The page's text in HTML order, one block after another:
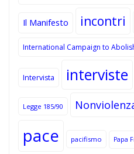
Il Manifesto incontri
International Campaign to
Intervista interviste
Legge 185/90
pace pacifismo Papa